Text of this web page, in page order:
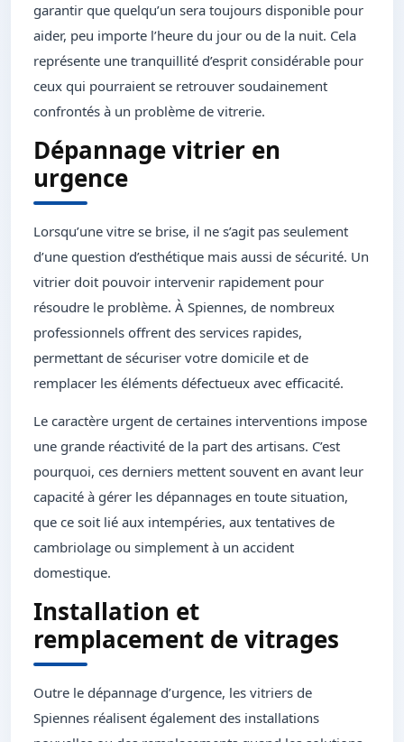
garantir que quelqu’un sera toujours disponible pour
aider, peu importe l’heure du jour ou de la nuit. Cela
représente une tranquillité d’esprit considérable pour
ceux qui pourraient se retrouver soudainement
confrontés à un problème de vitrerie.
Dépannage vitrier en
urgence
Lorsqu’une vitre se brise, il ne s’agit pas seulement
d’une question d’esthétique mais aussi de sécurité. Un
vitrier doit pouvoir intervenir rapidement pour
résoudre le problème. À Spiennes, de nombreux
professionnels offrent des services rapides,
permettant de sécuriser votre domicile et de
remplacer les éléments défectueux avec efficacité.
Le caractère urgent de certaines interventions impose
une grande réactivité de la part des artisans. C’est
pourquoi, ces derniers mettent souvent en avant leur
capacité à gérer les dépannages en toute situation,
que ce soit lié aux intempéries, aux tentatives de
cambriolage ou simplement à un accident
domestique.
Installation et
remplacement de vitrages
Outre le dépannage d’urgence, les vitriers de
Spiennes réalisent également des installations